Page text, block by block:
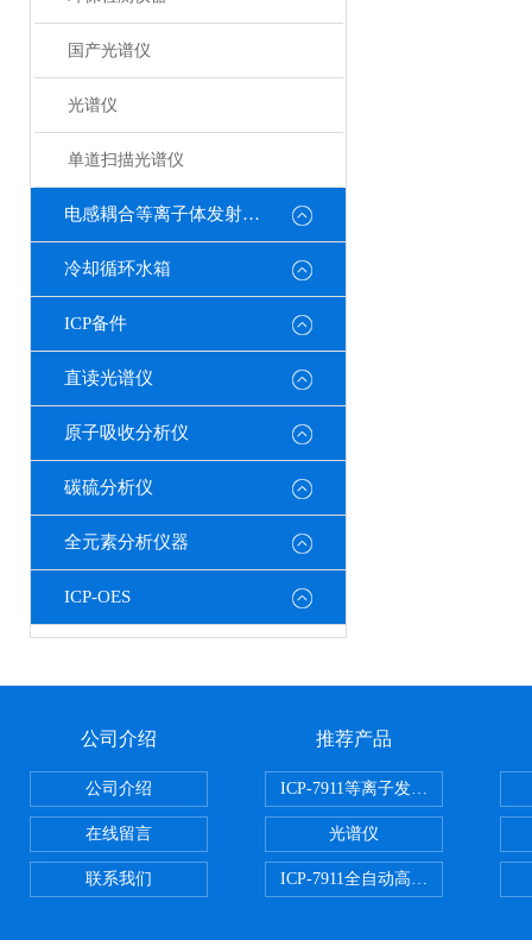
国产光谱仪
光谱仪
单道扫描光谱仪
电感耦合等离子体发射光谱仪
冷却循环水箱
ICP备件
直读光谱仪
原子吸收分析仪
碳硫分析仪
全元素分析仪器
ICP-OES
公司介绍
公司介绍
在线留言
联系我们
推荐产品
ICP-7911等离子发射光谱
光谱仪
ICP-7911全自动高压开关电源供